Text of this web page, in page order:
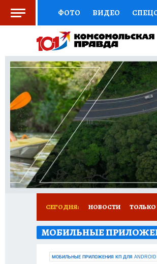
ФОТО ВИДЕО
СОЦПОДДЕРЖКА НАУКА
ВЫБОР ЭКСПЕРТОВ
КНИЖНАЯ ПОЛКА
ПРЕСС-ЦЕНТР
РАДИО КП РЕКЛАМА
СЕГОДНЯ: НОВОСТИ ТОЛЬКО
ИСПЫТАНО НА СЕБЕ
МОБИЛЬНЫЕ
МОБИЛЬНЫЕ ПРИЛОЖЕНИЯ КП ДЛЯ ANDROID